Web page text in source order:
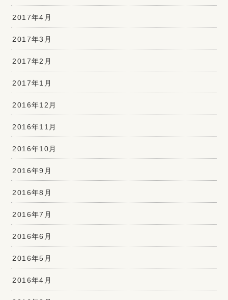
2017年4月
2017年3月
2017年2月
2017年1月
2016年12月
2016年11月
2016年10月
2016年9月
2016年8月
2016年7月
2016年6月
2016年5月
2016年4月